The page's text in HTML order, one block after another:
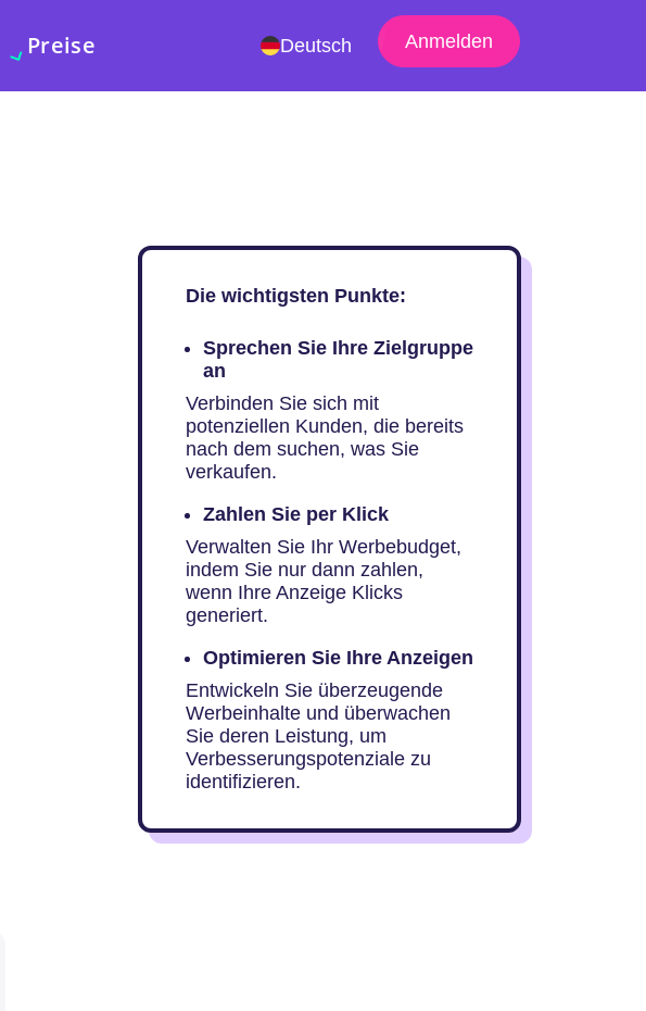
Preise Deutsch Anmelden
Die wichtigsten Punkte:
Sprechen Sie Ihre Zielgruppe
an
Verbinden Sie sich mit
potenziellen Kunden, die bereits
nach dem suchen, was Sie
verkaufen.
Zahlen Sie per Klick
Verwalten Sie Ihr Werbebudget,
indem Sie nur dann zahlen,
wenn Ihre Anzeige Klicks
generiert.
Optimieren Sie Ihre Anzeigen
Entwickeln Sie überzeugende
Werbeinhalte und überwachen
Sie deren Leistung, um
Verbesserungspotenziale zu
identifizieren.